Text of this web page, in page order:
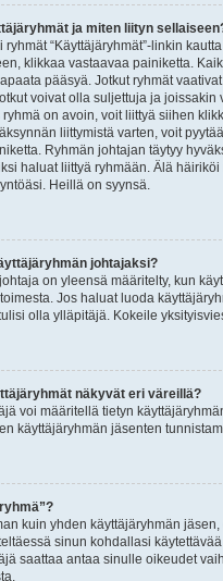
ja miten liityn
ryhmät “Käyttäjäryhmät”-linkin
klikkaa vastaavaa painiketta.
pääsyä. Jotkut ryhmät
voivat olla suljettuja ja
on avoin, voit liittyä siihen
liittymistä varten, voit
Ryhmän johtajan täytyy
haluat liittyä ryhmään. Älä
Heillä on syynsä.
johtajaksi?
on yleensä määritelty, kun
Jos haluat luoda
olla ylläpitäjä. Kokeile
näkyvät eri väreillä?
voi määritellä tietyn
käyttäjäryhmän jäsenten
kuin yhden käyttäjäryhmän
sinun kohdallasi
saattaa antaa sinulle oikeudet